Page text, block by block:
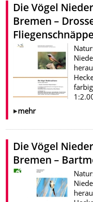
Die Vögel
Bremen –
mehr
Die Vögel
Bremen –